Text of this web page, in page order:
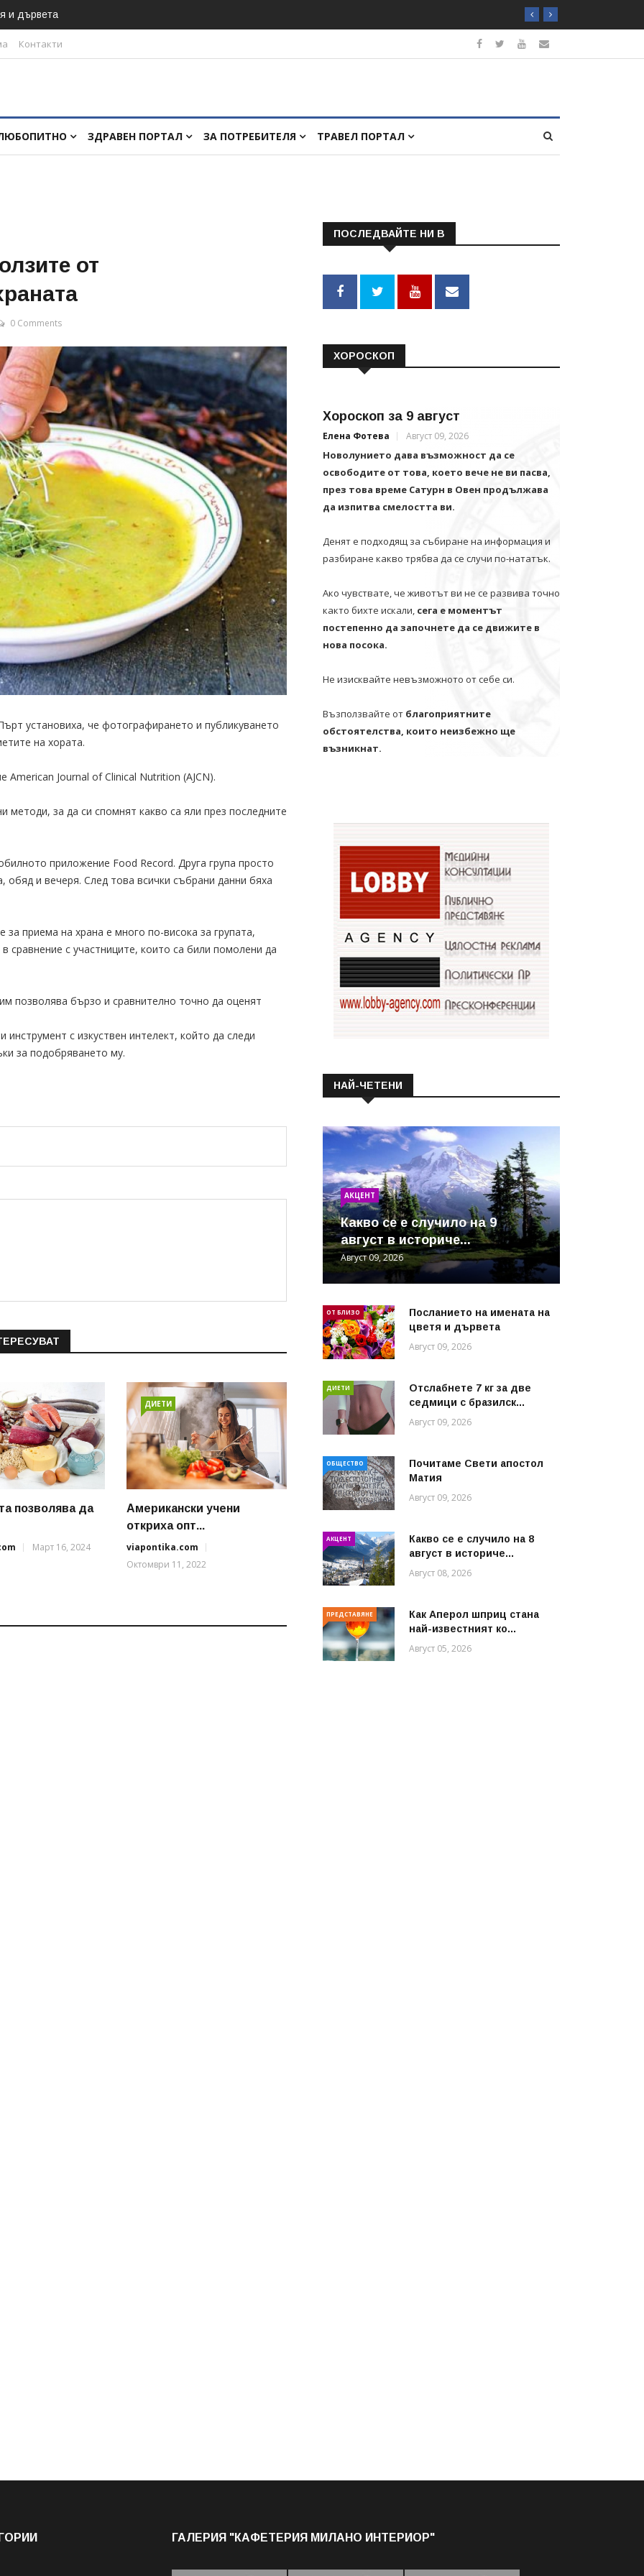
и дървета
Контакти
ЗДРАВЕН ПОРТАЛ ЗА ПОТРЕБИТЕЛЯ ТРАВЕЛ ПОРТАЛ
от
0 Comments
установиха, че фотографирането и публикуването
на хората.
American Journal of Clinical Nutrition (AJCN).
методи, за да си спомнят какво са яли през последните
приложение Food Record. Друга група просто
обяд и вечеря. След това всички събрани данни бяха
приема на храна е много по-висока за групата,
сравнение с участниците, които са били помолени да
позволява бързо и сравнително точно да оценят
с изкуствен интелект, който да следи
за подобряването му.
позволява да
Март 16, 2024
ДИЕТИ
Американски учени
откриха опт...
viapontika.com
Октомври 11, 2022
ПОСЛЕДВАЙТЕ НИ В
ХОРОСКОП
Хороскоп за 9 август
Елена Фотева Август 09, 2026
Новолунието дава възможност да се
освободите от това, което вече не ви пасва,
през това време Сатурн в Овен продължава
да изпитва смелостта ви.
Денят е подходящ за събиране на информация и
разбиране какво трябва да се случи по-нататък.
Ако чувствате, че животът ви не се развива точно
както бихте искали, сега е моментът
постепенно да започнете да се движите в
нова посока.
Не изисквайте невъзможното от себе си.
Възползвайте от благоприятните
обстоятелства, които неизбежно ще
възникнат.
НАЙ-ЧЕТЕНИ
АКЦЕНТ
Какво се е случило на 9
август в историче...
Август 09, 2026
ОТ БЛИЗО
Посланието на имената на
цветя и дървета
Август 09, 2026
ДИЕТИ
Отслабнете 7 кг за две
седмици с бразилск...
Август 09, 2026
ОБЩЕСТВО
Почитаме Свети апостол
Матия
Август 09, 2026
АКЦЕНТ
Какво се е случило на 8
август в историче...
Август 08, 2026
ПРЕДСТАВЯНЕ
Как Аперол шприц стана
най-известният ко...
Август 05, 2026
ГАЛЕРИЯ "КАФЕТЕРИЯ МИЛАНО ИНТЕРИОР"